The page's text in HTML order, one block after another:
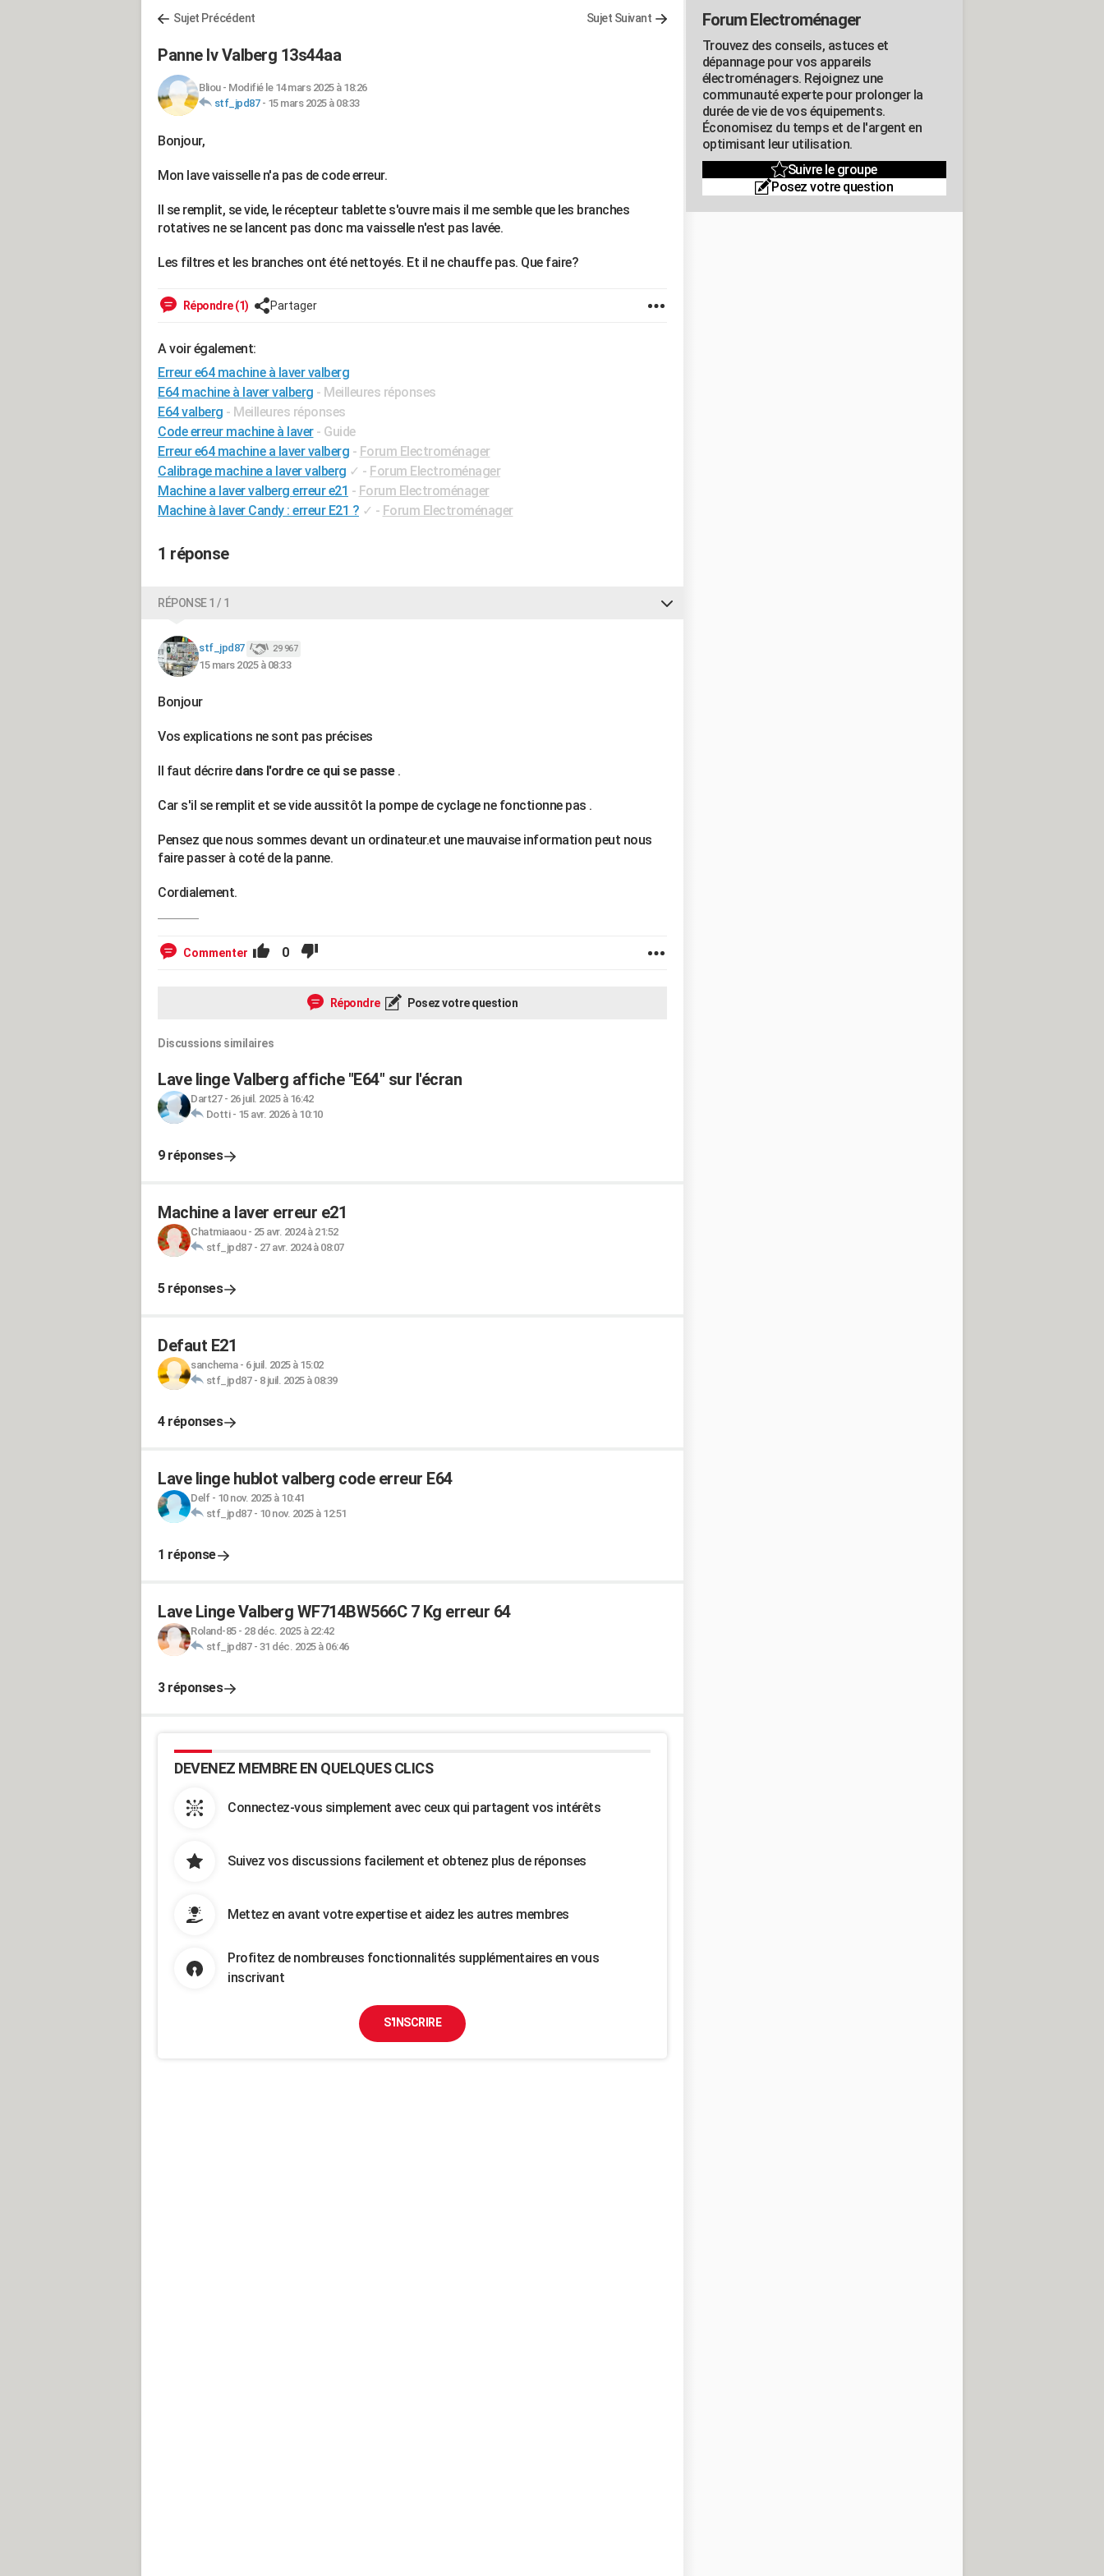
Sujet Précédent Sujet Suivant
Panne lv Valberg 13s44aa
Bliou- Modifié le 14 mars 2025 à 18:26
stf_jpd87- 15 mars 2025 à 08:33
Bonjour,
Mon lave vaisselle n'a pas de code erreur.
Il se remplit, se vide, le récepteur tablette s'ouvre mais il me semble que les branches
rotatives ne se lancent pas donc ma vaisselle n'est pas lavée.
Les filtres et les branches ont été nettoyés. Et il ne chauffe pas. Que faire?
Répondre (1) Partager
A voir également:
Erreur e64 machine à laver valberg
E64 machine à laver valberg - Meilleures réponses
E64 valberg - Meilleures réponses
Code erreur machine à laver - Guide
Erreur e64 machine a laver valberg - Forum Electroménager
Calibrage machine a laver valberg ✓ - Forum Electroménager
Machine a laver valberg erreur e21 - Forum Electroménager
Machine à laver Candy : erreur E21 ? ✓ - Forum Electroménager
1 réponse
RÉPONSE 1 / 1
stf_jpd87 29 967
15 mars 2025 à 08:33
Bonjour
Vos explications ne sont pas précises
Il faut décrire dans l'ordre ce qui se passe .
Car s'il se remplit et se vide aussitôt la pompe de cyclage ne fonctionne pas .
Pensez que nous sommes devant un ordinateur.et une mauvaise information peut nous
faire passer à coté de la panne.
Cordialement.
Commenter 0
Répondre Posez votre question
Discussions similaires
Lave linge Valberg affiche "E64" sur l'écran
Dart27- 26 juil. 2025 à 16:42
Dotti- 15 avr. 2026 à 10:10
9 réponses
Machine a laver erreur e21
Chatmiaaou- 25 avr. 2024 à 21:52
stf_jpd87- 27 avr. 2024 à 08:07
5 réponses
Defaut E21
sanchema- 6 juil. 2025 à 15:02
stf_jpd87- 8 juil. 2025 à 08:39
4 réponses
Lave linge hublot valberg code erreur E64
Delf- 10 nov. 2025 à 10:41
stf_jpd87- 10 nov. 2025 à 12:51
1 réponse
Lave Linge Valberg WF714BW566C 7 Kg erreur 64
Roland-85- 28 déc. 2025 à 22:42
stf_jpd87- 31 déc. 2025 à 06:46
3 réponses
DEVENEZ MEMBRE EN QUELQUES CLICS
Connectez-vous simplement avec ceux qui partagent vos intérêts
Suivez vos discussions facilement et obtenez plus de réponses
Mettez en avant votre expertise et aidez les autres membres
Profitez de nombreuses fonctionnalités supplémentaires en vous
inscrivant
S'INSCRIRE
Forum Electroménager
Trouvez des conseils, astuces et
dépannage pour vos appareils
électroménagers. Rejoignez une
communauté experte pour prolonger la
durée de vie de vos équipements.
Économisez du temps et de l'argent en
optimisant leur utilisation.
Suivre le groupe
Posez votre question